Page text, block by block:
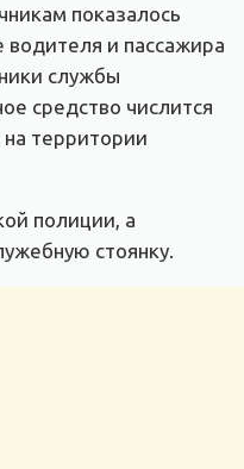
показалось
и пассажира
службы
средство числится
на территории
полиции, а
стоянку.